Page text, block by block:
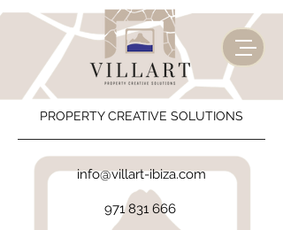
PROPERTY CREATIVE SOLUTIONS
info@villart-ibiza.com
971 831 666